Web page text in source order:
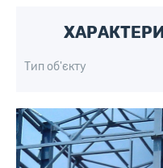
Тип об'єкту